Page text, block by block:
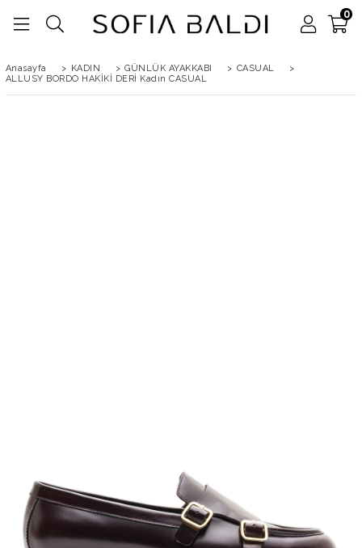
0
Anasayfa > KADIN > GÜNLÜK AYAKKABI > CASUAL
>
ALLUSY BORDO HAKİKİ DERİ Kadın CASUAL